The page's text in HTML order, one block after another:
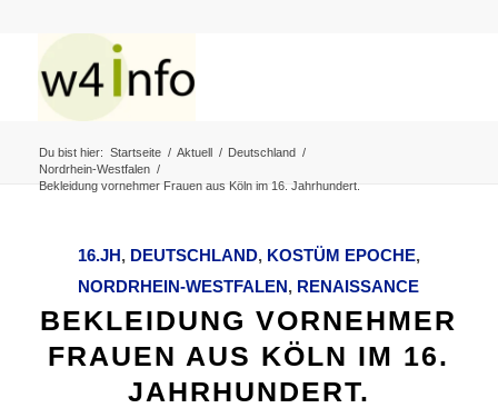
Du bist hier: Startseite / Aktuell / Deutschland /
Nordrhein-Westfalen /
Bekleidung vornehmer Frauen aus Köln im 16. Jahrhundert.
16.JH, DEUTSCHLAND, KOSTÜM EPOCHE,
NORDRHEIN-WESTFALEN, RENAISSANCE
BEKLEIDUNG VORNEHMER
FRAUEN AUS KÖLN IM 16.
JAHRHUNDERT.